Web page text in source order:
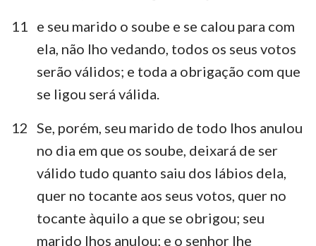
11
e seu marido o soube e se calou para com
ela, não lho vedando, todos os seus votos
serão válidos; e toda a obrigação com que
se ligou será válida.
12 Se, porém, seu marido de todo lhos anulou
no dia em que os soube, deixará de ser
válido tudo quanto saiu dos lábios dela,
quer no tocante aos seus votos, quer no
tocante àquilo a que se obrigou; seu
marido lhos anulou; e o senhor lhe